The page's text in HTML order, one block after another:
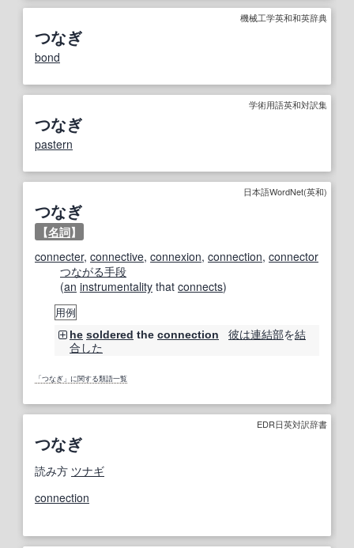
機械工学英和和英辞典
つなぎ
bond
学術用語英和対訳集
つなぎ
pastern
日本語WordNet(英和)
つなぎ
【名詞】
connecter, connective, connexion, connection, connector
つながる手段
(an instrumentality that connects)
用例
he soldered the connection 彼は連結部を結
合した
「つなぎ」に関する類語一覧
EDR日英対訳辞書
つなぎ
読み方 ツナギ
connection